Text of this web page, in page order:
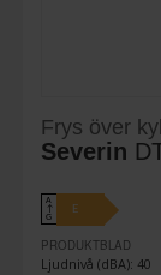
Frys över
Severin
A
↑
G
E
PRODUKTBLAD
Ljudnivå (dBA): 40